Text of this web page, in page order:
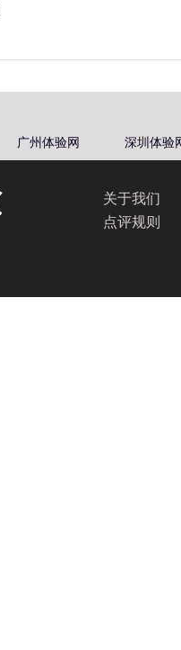
广州体验网 深圳体验
关于我们
点评规则